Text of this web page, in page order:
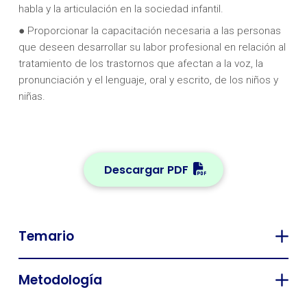
habla y la articulación en la sociedad infantil.
● Proporcionar la capacitación necesaria a las personas
que deseen desarrollar su labor profesional en relación al
tratamiento de los trastornos que afectan a la voz, la
pronunciación y el lenguaje, oral y escrito, de los niños y
niñas.
Descargar PDF
Temario
Metodología